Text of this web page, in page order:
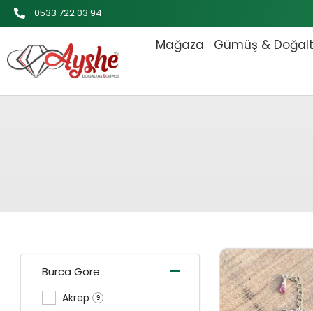
İçeriğe
atla
0533 722 03 94
Mağaza Gümüş &
Burca Göre -
Akrep 9
Orijinal